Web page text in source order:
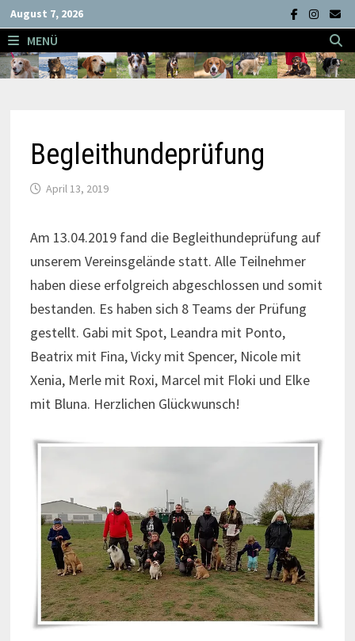
Zum
Inhalt
springen
August 7, 2026
MENÜ
Begleithundeprüfung
April 13, 2019
Am 13.04.2019 fand die Begleithundeprüfung auf
unserem Vereinsgelände statt. Alle Teilnehmer
haben diese erfolgreich abgeschlossen und somit
bestanden. Es haben sich 8 Teams der Prüfung
gestellt. Gabi mit Spot, Leandra mit Ponto,
Beatrix mit Fina, Vicky mit Spencer, Nicole mit
Xenia, Merle mit Roxi, Marcel mit Floki und Elke
mit Bluna. Herzlichen Glückwunsch!